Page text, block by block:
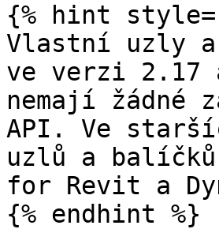
{% hint
Vlastní uzly a
ve verzi 2.17
nemají žádné
API. Ve
uzlů a balíčků
for Revit a
{% endhint %}